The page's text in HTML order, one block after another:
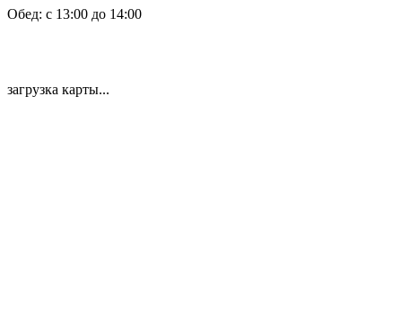
Обед: с 13:00 до 14:00
загрузка карты...